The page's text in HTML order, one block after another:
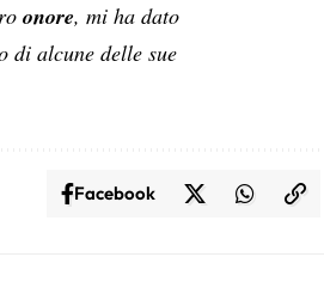
onore, mi ha dato
di alcune delle sue
Facebook